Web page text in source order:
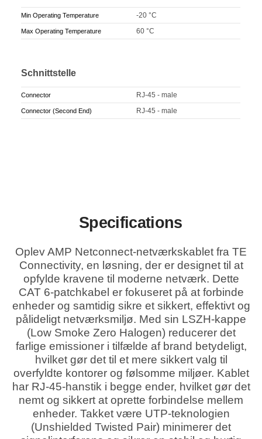
Min Operating Temperature -20 °C
Max Operating Temperature 60 °C
Schnittstelle
Connector RJ-45 - male
Connector (Second End) RJ-45 - male
Specifications
Oplev AMP Netconnect-netværkskablet fra TE
Connectivity, en løsning, der er designet til at
opfylde kravene til moderne netværk. Dette
CAT 6-patchkabel er fokuseret på at forbinde
enheder og samtidig sikre et sikkert, effektivt og
pålideligt netværksmiljø. Med sin LSZH-kappe
(Low Smoke Zero Halogen) reducerer det
farlige emissioner i tilfælde af brand betydeligt,
hvilket gør det til et mere sikkert valg til
overfyldte kontorer og følsomme miljøer. Kablet
har RJ-45-hanstik i begge ender, hvilket gør det
nemt og sikkert at oprette forbindelse mellem
enheder. Takket være UTP-teknologien
(Unshielded Twisted Pair) minimerer det